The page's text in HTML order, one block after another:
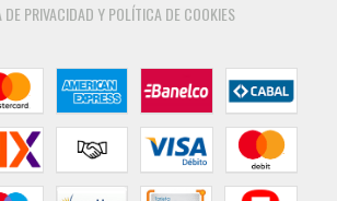
DE PRIVACIDAD Y POLÍTICA DE COOKIES